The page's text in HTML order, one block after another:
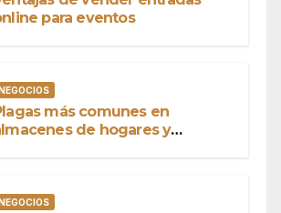
para eventos
más comunes en
de hogares y